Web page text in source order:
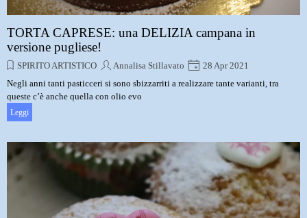
TORTA CAPRESE: una DELIZIA campana in
versione pugliese!
SPIRITO ARTISTICO Annalisa Stillavato
28 Apr 2021
Negli anni tanti pasticceri si sono sbizzarriti a realizzare tante varianti, tra
queste c’è anche quella con olio evo
Leggi